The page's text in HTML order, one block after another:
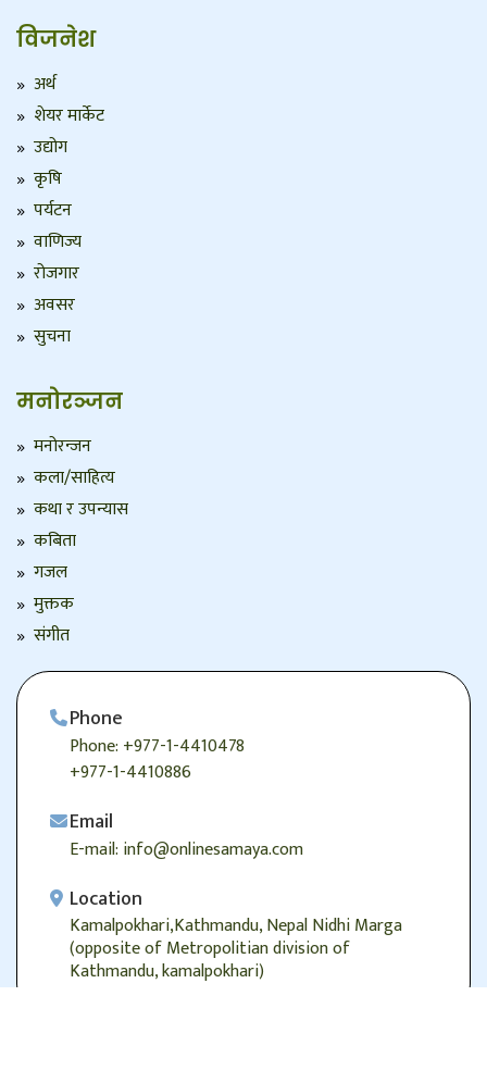
विजनेश
अर्थ
शेयर मार्केट
उद्योग
कृषि
पर्यटन
वाणिज्य
रोजगार
अवसर
सुचना
मनोरञ्जन
मनोरन्जन
कला/साहित्य
कथा र उपन्यास
कबिता
गजल
मुक्तक
संगीत
Phone
Phone: +977-1-4410478
+977-1-4410886
Email
E-mail: info@onlinesamaya.com
Location
Kamalpokhari,Kathmandu, Nepal Nidhi Marga
(opposite of Metropolitian division of
Kathmandu, kamalpokhari)